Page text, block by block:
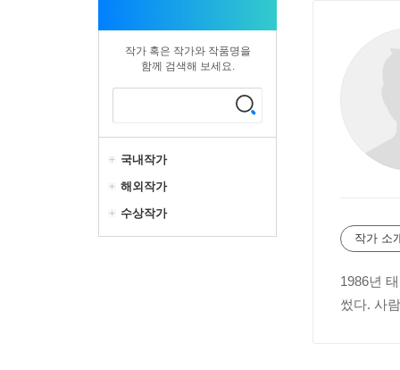
작가 혹은 작가와 작품명을
함께 검색해 보세요.
국내작가
해외작가
수상작가
작가 소
1986년
썼다. 사